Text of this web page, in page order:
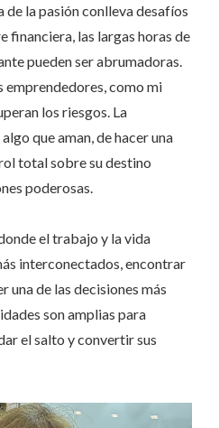
de la pasión conlleva desafíos
financiera, las largas horas de
pueden ser abrumadoras.
emprendedores, como mi
los riesgos. La
que aman, de hacer una
total sobre su destino
poderosas.
el trabajo y la vida
interconectados, encontrar
una de las decisiones más
son amplias para
el salto y convertir sus